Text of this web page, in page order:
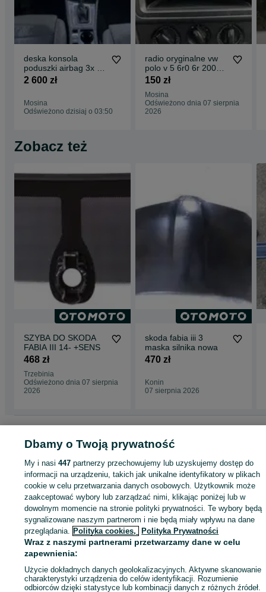
deska konsola
poduszki airbag 3x vw
golf vii 7 5g0 2012 –
2 600 zł
Mosina
Odświeżono dzisiaj o 03:50
radio oryginalne vw
polo v 5 6r0 6r 2009
-2013 rcd 210
150 zł
Mosina
Odświeżono dnia 07 sierpnia
2026
Zobacz też
SZYBA DO SKODA
FABIA III 14- +SENS
468 zł
Trzebinia
Odświeżono dnia 07 sierpnia
2026
skoda fabia iii 3
maska silnika nowa
470 zł
Konin
07 sierpnia 2026
Wielkopolskie
Osobowe - Mosina
KATEGORIA
936354168 Wyświetlenia:
Zadzwoń / SMS Wyślij wiadomość
Dbamy o Twoją prywatność
My i nasi447 partnerzy przechowujemy lub uzyskujemy dostęp do
informacji na urządzeniu, takich jak unikalne identyfikatory w plikach
cookie w celu przetwarzania danych osobowych. Użytkownik może
zaakceptować wybory lub zarządzać nimi, klikając poniżej lub w
dowolnym momencie na stronie polityki prywatności. Te wybory będą
sygnalizowane naszym partnerom i nie będą miały wpływu na dane
przeglądania. Polityka cookies, Polityka Prywatności
Wraz z naszymi partnerami przetwarzamy dane w celu
zapewnienia:
Użycie dokładnych danych geolokalizacyjnych. Aktywne skanowanie
charakterystyki urządzenia do celów identyfikacji. Rozumienie
odbiorców dzięki statystyce lub kombinacji danych z różnych źródeł.